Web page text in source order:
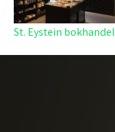
St. Eystein bokhandel